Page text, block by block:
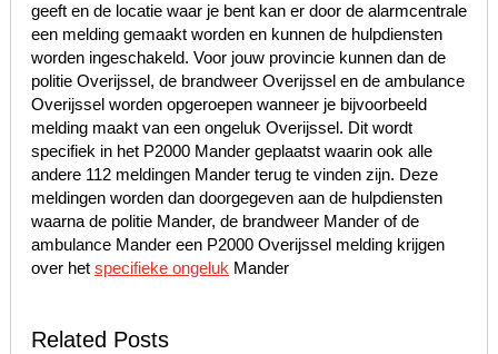
geeft en de locatie waar je bent kan er door de alarmcentrale
een melding gemaakt worden en kunnen de hulpdiensten
worden ingeschakeld. Voor jouw provincie kunnen dan de
politie Overijssel, de brandweer Overijssel en de ambulance
Overijssel worden opgeroepen wanneer je bijvoorbeeld
melding maakt van een ongeluk Overijssel. Dit wordt
specifiek in het P2000 Mander geplaatst waarin ook alle
andere 112 meldingen Mander terug te vinden zijn. Deze
meldingen worden dan doorgegeven aan de hulpdiensten
waarna de politie Mander, de brandweer Mander of de
ambulance Mander een P2000 Overijssel melding krijgen
over het specifieke ongelukMander
Related Posts